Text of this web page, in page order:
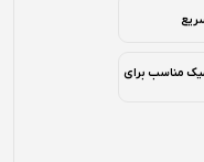
مناسب برای